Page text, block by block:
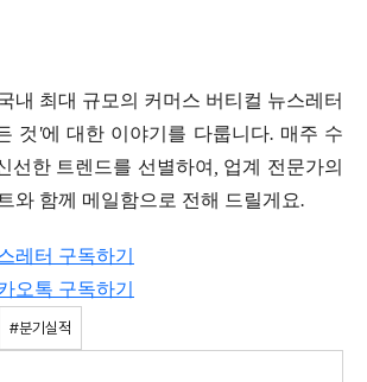
내 최대 규모의 커머스 버티컬 뉴스레터
것 '에 대한 이야기를 다룹니다. 매주 수
선한 트렌드를 선별하여 업계
전문가의
와 함께 메일함으로 전해 드릴게요.
레터 구독하기
오톡 구독하기
#분기실적